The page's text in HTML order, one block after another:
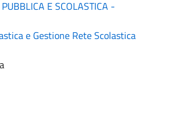
E SCOLASTICA -
e Gestione Rete Scolastica